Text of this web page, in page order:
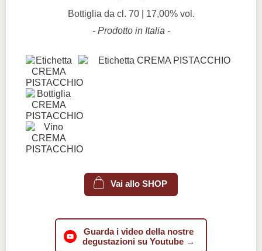
Bottiglia da cl. 70 | 17,00% vol.
- Prodotto in Italia -
Vai allo SHOP
Guarda i video della nostre
degustazioni su Youtube →